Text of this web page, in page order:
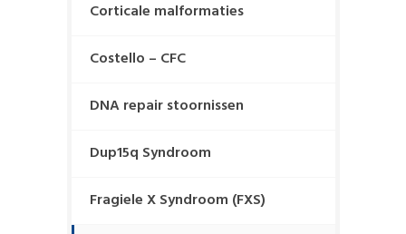
Corticale malformaties
Costello – CFC
DNA repair stoornissen
Dup15q Syndroom
Fragiele X Syndroom (FXS)